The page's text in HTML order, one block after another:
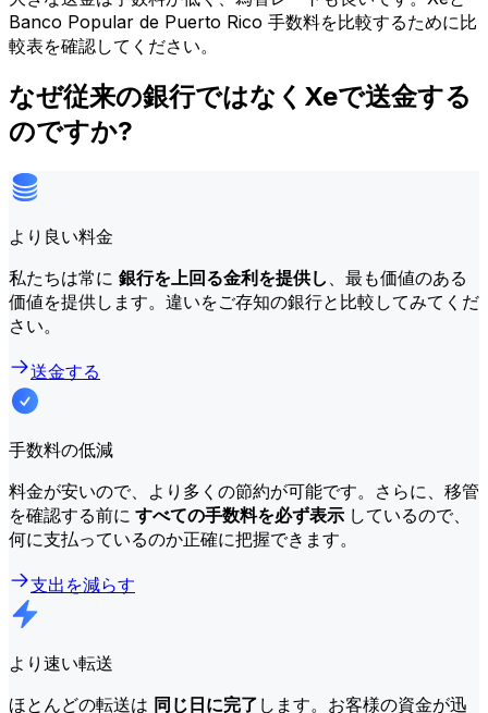
Banco Popular de Puerto Rico 手数料を比較するために比
較表を確認してください。
なぜ従来の銀行ではなくXeで送金する
のですか?
より良い料金
私たちは常に 銀行を上回る金利を提供し 、最も価値のある
価値を提供します。違いをご存知の銀行と比較してみてくだ
さい。
送金する
手数料の低減
料金が安いので、より多くの節約が可能です。さらに、移管
を確認する前に すべての手数料を必ず表示 しているので、
何に支払っているのか正確に把握できます。
支出を減らす
より速い転送
ほとんどの転送は 同じ日に完了 します。お客様の資金が迅